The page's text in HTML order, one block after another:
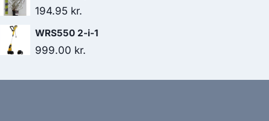
194.95 kr.
WRS550 2-i-1
999.00 kr.